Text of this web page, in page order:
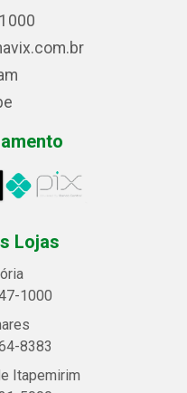
Lojas
1000
8383
Itapemirim